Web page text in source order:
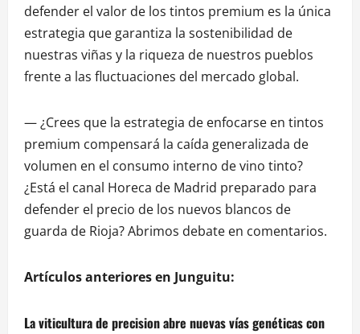
defender el valor de los tintos premium es la única
estrategia que garantiza la sostenibilidad de
nuestras viñas y la riqueza de nuestros pueblos
frente a las fluctuaciones del mercado global.
— ¿Crees que la estrategia de enfocarse en tintos
premium compensará la caída generalizada de
volumen en el consumo interno de vino tinto?
¿Está el canal Horeca de Madrid preparado para
defender el precio de los nuevos blancos de
guarda de Rioja? Abrimos debate en comentarios.
Artículos anteriores en Junguitu:
La viticultura de precision abre nuevas vías genéticas con